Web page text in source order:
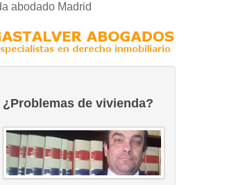
abodado Madrid
¿Problemas de vivienda?